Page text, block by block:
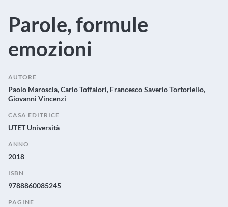
Parole, formule
emozioni
AUTORE
Paolo Maroscia, Carlo Toffalori, Francesco Saverio Tortoriello,
Giovanni Vincenzi
CASA EDITRICE
UTET Università
ANNO
2018
ISBN
9788860085245
PAGINE